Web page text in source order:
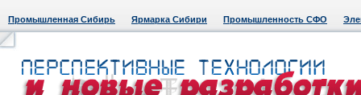
Промышленная Сибирь Ярмарка Сибири Промышленность СФО